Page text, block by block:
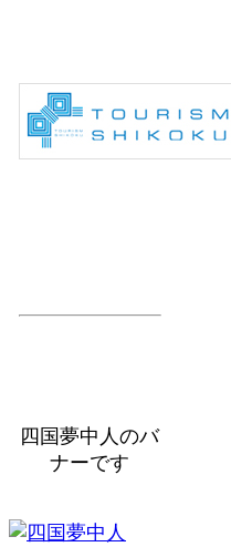
四国夢中人のバ
ナーです